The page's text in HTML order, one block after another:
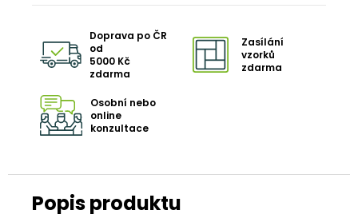
Doprava po ČR
od
5000 Kč
zdarma
Zasílání
vzorků
zdarma
Osobní nebo
online
konzultace